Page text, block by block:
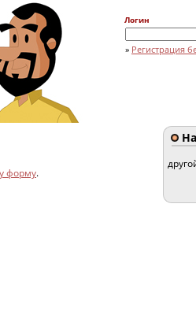
Логин
» Регистрация
форму.